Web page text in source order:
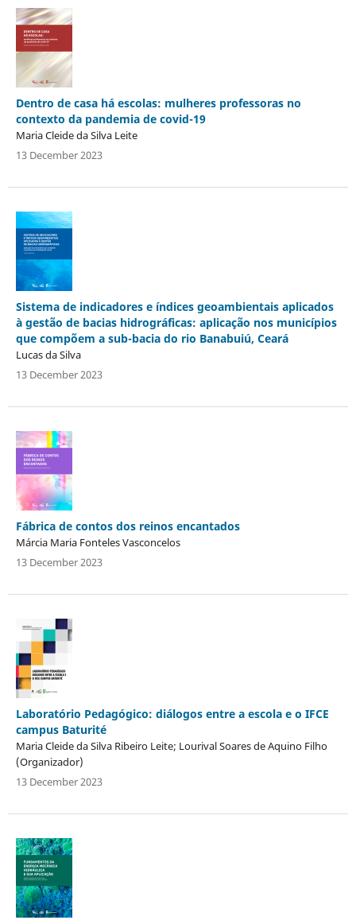
Dentro de casa há escolas: mulheres professoras no
contexto da pandemia de covid-19
Maria Cleide da Silva Leite
13 December 2023
Sistema de indicadores e índices geoambientais aplicados
à gestão de bacias hidrográficas: aplicação nos municípios
que compõem a sub-bacia do rio Banabuiú, Ceará
Lucas da Silva
13 December 2023
Fábrica de contos dos reinos encantados
Márcia Maria Fonteles Vasconcelos
13 December 2023
Laboratório Pedagógico: diálogos entre a escola e o IFCE
campus Baturité
Maria Cleide da Silva Ribeiro Leite; Lourival Soares de Aquino Filho
(Organizador)
13 December 2023